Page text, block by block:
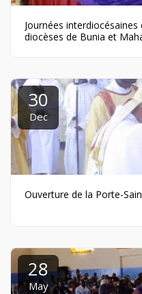
Journées
diocèses de Bunia et
30
Dec
Ouverture de la Porte-
28
May